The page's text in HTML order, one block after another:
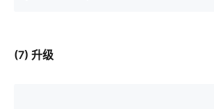
(7) 升级